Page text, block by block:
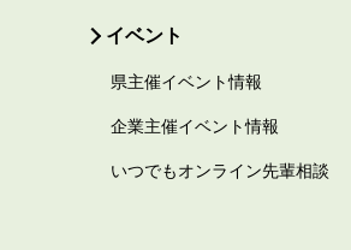
イベント
県主催イベント情報
企業主催イベント情報
いつでもオンライン先輩相談